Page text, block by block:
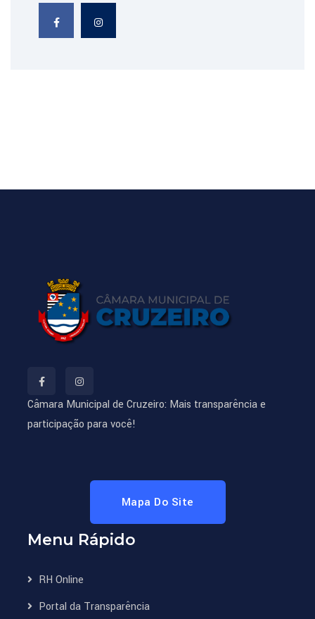
Câmara Municipal de Cruzeiro: Mais transparência e
participação para você!
Mapa Do Site
Menu Rápido
RH Online
Portal da Transparência